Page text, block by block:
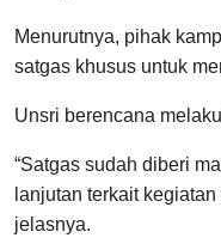
Menurutnya, pihak
satgas khusus untuk
Unsri berencana
“Satgas sudah diberi
lanjutan terkait
jelasnya.